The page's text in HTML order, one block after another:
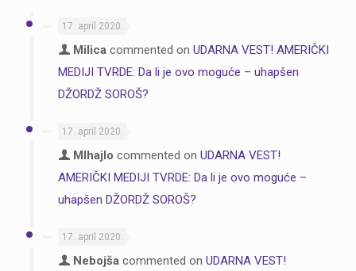
17. april 2020.
Milica commented on UDARNA VEST! AMERIČKI
MEDIJI TVRDE: Da li je ovo moguće – uhapšen
DŽORDŽ SOROŠ?
17. april 2020.
MIhajlo commented on UDARNA VEST!
AMERIČKI MEDIJI TVRDE: Da li je ovo moguće –
uhapšen DŽORDŽ SOROŠ?
17. april 2020.
Nebojša commented on UDARNA VEST!